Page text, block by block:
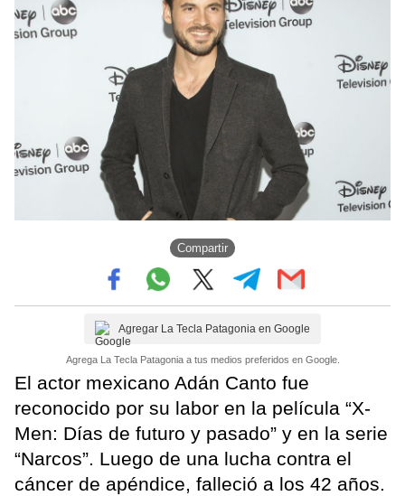
Compartir
Agregar La Tecla Patagonia en Google
Agrega La Tecla Patagonia a tus medios preferidos en Google.
El actor mexicano Adán Canto fue
reconocido por su labor en la película “X-
Men: Días de futuro y pasado” y en la serie
“Narcos”. Luego de una lucha contra el
cáncer de apéndice, falleció a los 42 años.